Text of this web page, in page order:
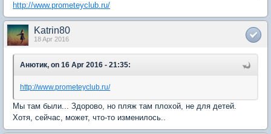
http://www.prometeyclub.ru/
Katrin80
18 Apr 2016
Анютик, on 16 Apr 2016 - 21:35:
http://www.prometeyclub.ru/
Мы там были... Здорово, но пляж там плохой, не для детей.
Хотя, сейчас, может, что-то изменилось..